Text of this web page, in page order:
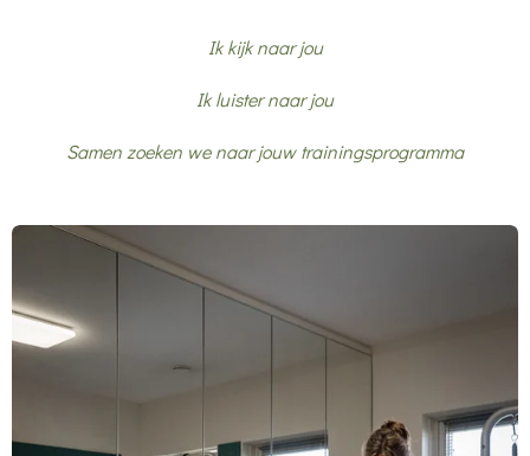
Ik kijk naar jou
Ik luister naar jou
Samen zoeken we naar jouw trainingsprogramma